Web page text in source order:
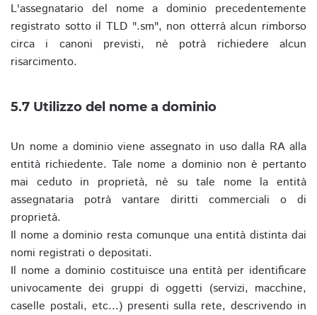
L'assegnatario del nome a dominio precedentemente
registrato sotto il TLD ".sm", non otterrà alcun rimborso
circa i canoni previsti, nè potrà richiedere alcun
risarcimento.
5.7 Utilizzo del nome a dominio
Un nome a dominio viene assegnato in uso dalla RA alla
entità richiedente. Tale nome a dominio non è pertanto
mai ceduto in proprietà, nè su tale nome la entità
assegnataria potrà vantare diritti commerciali o di
proprietà.
Il nome a dominio resta comunque una entità distinta dai
nomi registrati o depositati.
Il nome a dominio costituisce una entità per identificare
univocamente dei gruppi di oggetti (servizi, macchine,
caselle postali, etc...) presenti sulla rete, descrivendo in